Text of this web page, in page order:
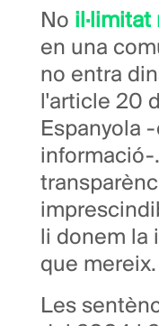
No il·limitat
en una
no entra
l'article 20
Espanyola
informació-
li donem la
que
Les